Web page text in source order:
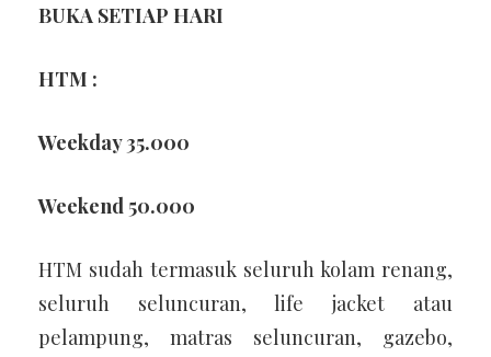
BUKA SETIAP HARI
HTM :
Weekday 35.000
Weekend 50.000
HTM sudah termasuk seluruh kolam renang,
seluruh seluncuran, life jacket atau
pelampung, matras seluncuran, gazebo,